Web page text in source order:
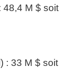
48,4 M $ soit
: 33 M $ soit